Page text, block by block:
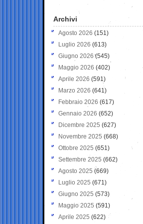
Archivi
Agosto 2026 (151)
Luglio 2026 (613)
Giugno 2026 (545)
Maggio 2026 (402)
Aprile 2026 (591)
Marzo 2026 (641)
Febbraio 2026 (617)
Gennaio 2026 (652)
Dicembre 2025 (627)
Novembre 2025 (668)
Ottobre 2025 (651)
Settembre 2025 (662)
Agosto 2025 (669)
Luglio 2025 (671)
Giugno 2025 (573)
Maggio 2025 (591)
Aprile 2025 (622)